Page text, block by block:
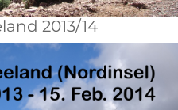
2013/14